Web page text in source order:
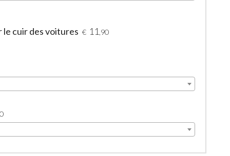
cuir des voitures € 11 ,90